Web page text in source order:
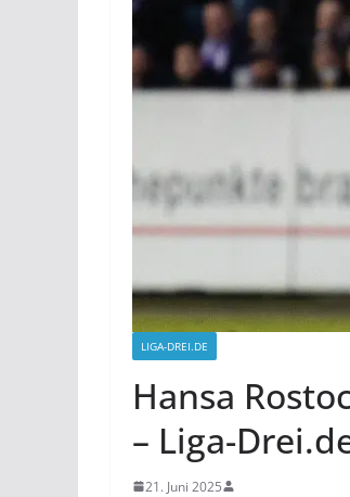
LIGA-DREI.DE
Hansa
– Liga-
21. Juni 2025